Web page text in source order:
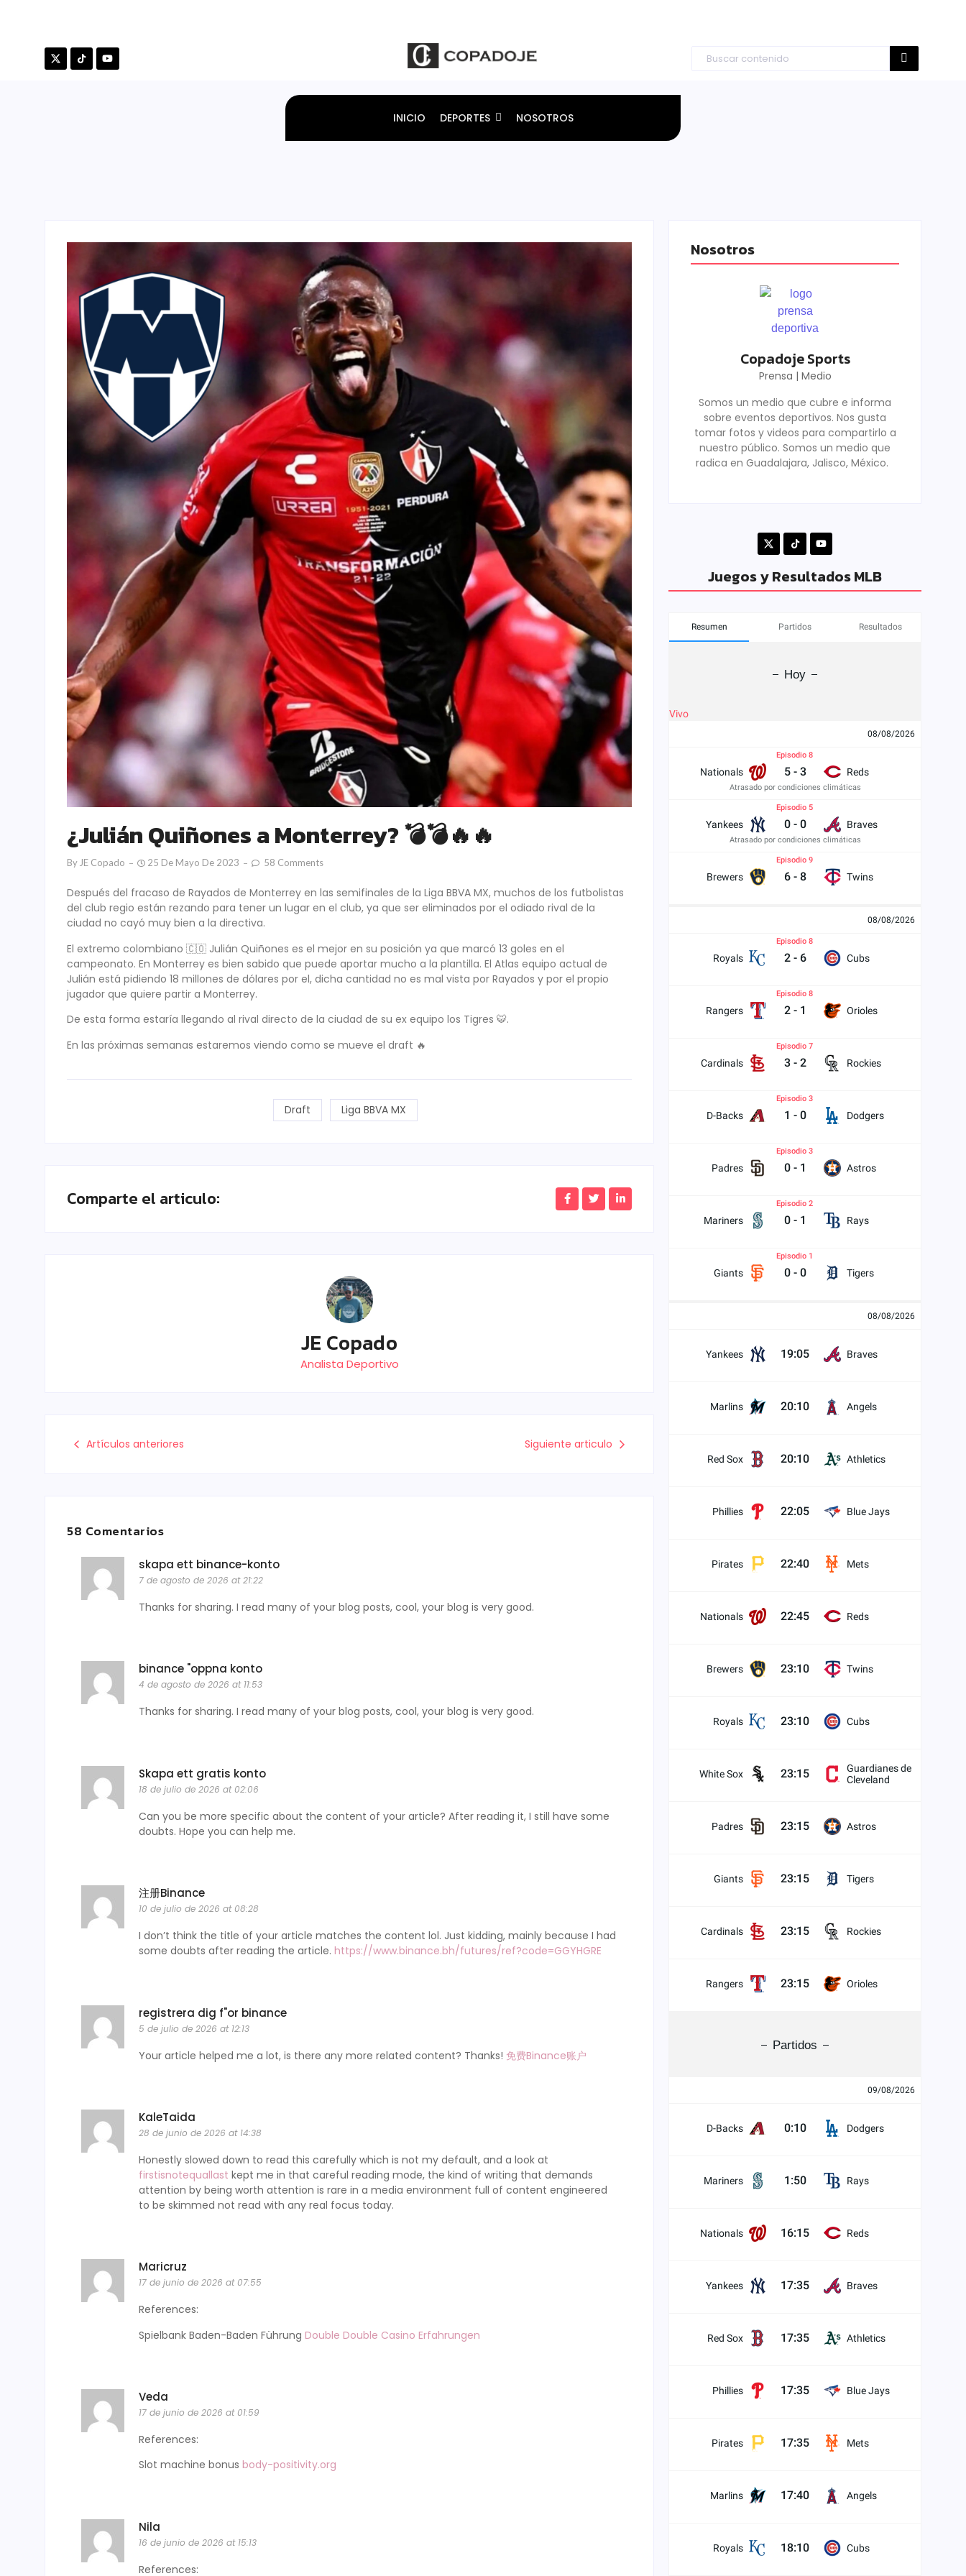
INICIO DEPORTES NOSOTROS
¿Julián Quiñones a Monterrey? 💣💣🔥🔥
ByJE Copado 25 De Mayo De 2023 58 Comments
Después del fracaso de Rayados de Monterrey en las semifinales de la Liga BBVA MX, muchos de los futbolistas
del club regio están rezando para tener un lugar en el club, ya que ser eliminados por el odiado rival de la
ciudad no cayó muy bien a la directiva.
El extremo colombiano 🇨🇴 Julián Quiñones es el mejor en su posición ya que marcó 13 goles en el
campeonato. En Monterrey es bien sabido que puede aportar mucho a la plantilla. El Atlas equipo actual de
Julián está pidiendo 18 millones de dólares por el, dicha cantidad no es mal vista por Rayados y por el propio
jugador que quiere partir a Monterrey.
De esta forma estaría llegando al rival directo de la ciudad de su ex equipo los Tigres 🐯.
En las próximas semanas estaremos viendo como se mueve el draft 🔥
Draft Liga BBVA MX
Comparte el articulo:
JE Copado
Analista Deportivo
Artículos anteriores Siguiente articulo
58 Comentarios
skapa ett binance-konto
7 de agosto de 2026 at 21:22
Thanks for sharing. I read many of your blog posts, cool, your blog is very good.
binance "oppna konto
4 de agosto de 2026 at 11:53
Thanks for sharing. I read many of your blog posts, cool, your blog is very good.
Skapa ett gratis konto
18 de julio de 2026 at 02:06
Can you be more specific about the content of your article? After reading it, I still have some
doubts. Hope you can help me.
注册Binance
10 de julio de 2026 at 08:28
I don’t think the title of your article matches the content lol. Just kidding, mainly because I had
some doubts after reading the article. https://www.binance.bh/futures/ref?code=GGYHGRE
registrera dig f"or binance
5 de julio de 2026 at 12:13
Your article helped me a lot, is there any more related content? Thanks! 免费Binance账户
KaleTaida
28 de junio de 2026 at 14:38
Honestly slowed down to read this carefully which is not my default, and a look at
firstisnotequallast kept me in that careful reading mode, the kind of writing that demands
attention by being worth attention is rare in a media environment full of content engineered
to be skimmed not read with any real focus today.
Maricruz
17 de junio de 2026 at 07:55
References:
Spielbank Baden-Baden Führung Double Double Casino Erfahrungen
Veda
17 de junio de 2026 at 01:59
References:
Slot machine bonus body-positivity.org
Nila
16 de junio de 2026 at 15:13
References:
Nosotros
Copadoje Sports
Prensa | Medio
Somos un medio que cubre e informa
sobre eventos deportivos. Nos gusta
tomar fotos y videos para compartirlo a
nuestro público. Somos un medio que
radica en Guadalajara, Jalisco, México.
Juegos y Resultados MLB
Resumen Partidos Resultados
Hoy
Vivo
08/08/2026
Nationals
Episodio 8
5 - 3
Atrasado por condiciones climáticas
Reds
Yankees
Episodio 5
0 - 0
Atrasado por condiciones climáticas
Braves
Brewers
Episodio 9
6 - 8 Twins
08/08/2026
Royals
Episodio 8
2 - 6 Cubs
Rangers
Episodio 8
2 - 1 Orioles
Cardinals
Episodio 7
3 - 2 Rockies
D-Backs
Episodio 3
1 - 0 Dodgers
Padres
Episodio 3
0 - 1 Astros
Mariners
Episodio 2
0 - 1 Rays
Giants
Episodio 1
0 - 0 Tigers
08/08/2026
Yankees 19:05 Braves
Marlins 20:10 Angels
Red Sox 20:10 Athletics
Phillies 22:05 Blue Jays
Pirates 22:40 Mets
Nationals 22:45 Reds
Brewers 23:10 Twins
Royals 23:10 Cubs
White Sox 23:15
Guardianes de
Cleveland
Padres 23:15 Astros
Giants 23:15 Tigers
Cardinals 23:15 Rockies
Rangers 23:15 Orioles
Partidos
09/08/2026
D-Backs 0:10 Dodgers
Mariners 1:50 Rays
Nationals 16:15 Reds
Yankees 17:35 Braves
Red Sox 17:35 Athletics
Phillies 17:35 Blue Jays
Pirates 17:35 Mets
Marlins 17:40 Angels
Royals 18:10 Cubs